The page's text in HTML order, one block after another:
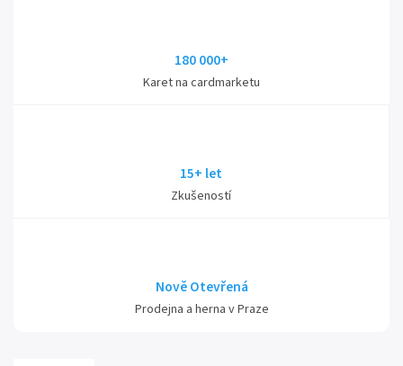
180 000+
Karet na cardmarketu
15+ let
Zkušeností
Nově Otevřená
Prodejna a herna v Praze